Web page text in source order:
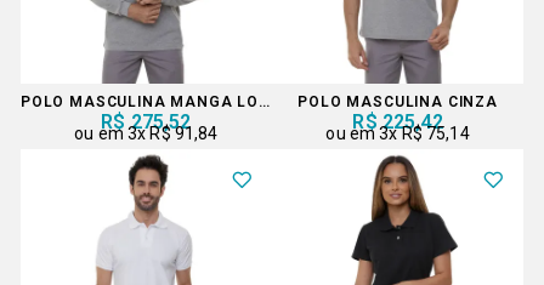
POLO MASCULINA MANGA LONGA
R$ 275,52
3xR$ 91,84
POLO MASCULINA CINZA
R$ 225,42
3xR$ 75,14